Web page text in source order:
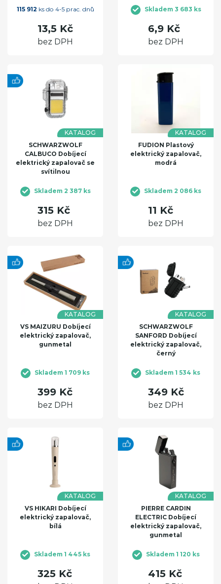
115 912 ks do 4-5 prac. dnů
13,5 Kč
bez DPH
Skladem 3 683 ks
6,9 Kč
bez DPH
KATALOG
SCHWARZWOLF
CALBUCO Dobíjecí
elektrický zapalovač se
svítilnou
Skladem 2 387 ks
315 Kč
bez DPH
KATALOG
FUDION Plastový
elektrický zapalovač,
modrá
Skladem 2 086 ks
11 Kč
bez DPH
KATALOG
VS MAIZURU Dobíjecí
elektrický zapalovač,
gunmetal
Skladem 1 709 ks
399 Kč
bez DPH
KATALOG
SCHWARZWOLF
SANFORD Dobíjecí
elektrický zapalovač,
černý
Skladem 1 534 ks
349 Kč
bez DPH
KATALOG
VS HIKARI Dobíjecí
elektrický zapalovač,
bílá
Skladem 1 445 ks
325 Kč
KATALOG
PIERRE CARDIN
ELECTRIC Dobíjecí
elektrický zapalovač,
gunmetal
Skladem 1 120 ks
415 Kč